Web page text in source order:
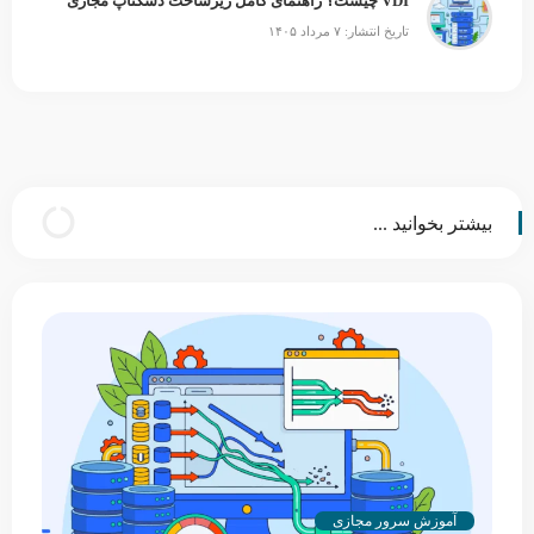
تاریخ انتشار: ۷ مرداد ۱۴۰۵
بیشتر بخوانید ...
آموزش سرور مجازی